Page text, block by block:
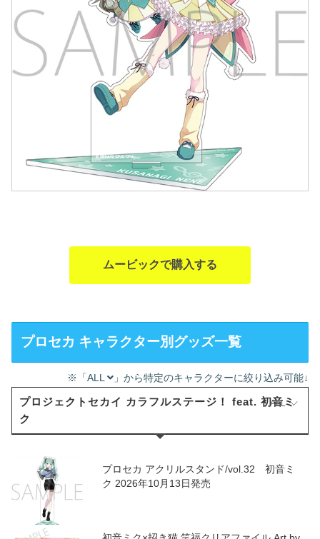
ムービックで購入する
プロセカ キャラクター別グッズ一覧
※「ALL 」から特定のキャラクターに絞り込み可能↓
プロジェクトセカイ カラフルステージ！ feat. 初音ミ
ク
ALL
プロセカ アクリルスタンド/vol.32 初音ミ
ク 2026年10月13日発売